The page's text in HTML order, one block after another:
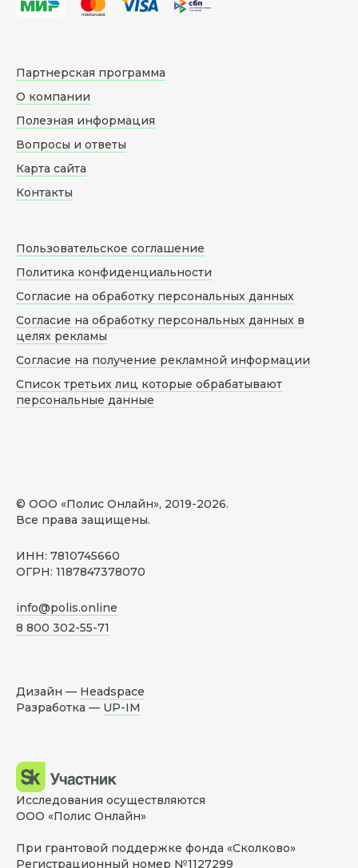
© ООО «Полис Онлайн», 2019-2026.
Все права защищены.
ИНН: 7810745660
ОГРН: 1187847378070
info@polis.online
8 800 302-55-71
Партнерская программа
О компании
Полезная информация
Вопросы и ответы
Карта сайта
Контакты
Пользовательское соглашение
Политика конфиденциальности
Согласие на обработку персональных данных
Согласие на обработку персональных данных в
целях рекламы
Согласие на получение рекламной информации
Список третьих лиц которые обрабатывают
персональные данные
Дизайн — Headspace
Разработка — UP-IM
Исследования осуществляются
ООО «Полис Онлайн»
При грантовой поддержке фонда «Сколково»
Регистрационный номер №1127299